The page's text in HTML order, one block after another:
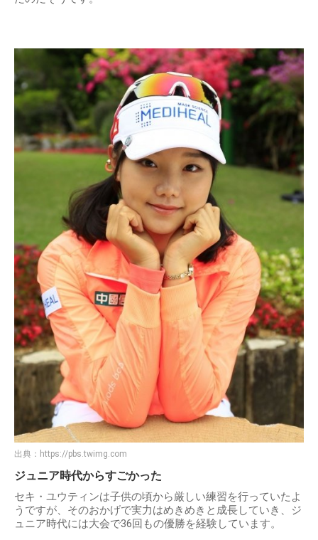
出典： https://pbs.twimg.com
ジュニア時代からすごかった
セキ・ユウティンは子供の頃から厳しい練習を行っていたよ
うですが、そのおかげで実力はめきめきと成長していき、ジ
ュニア時代には大会で36回もの優勝を経験しています。